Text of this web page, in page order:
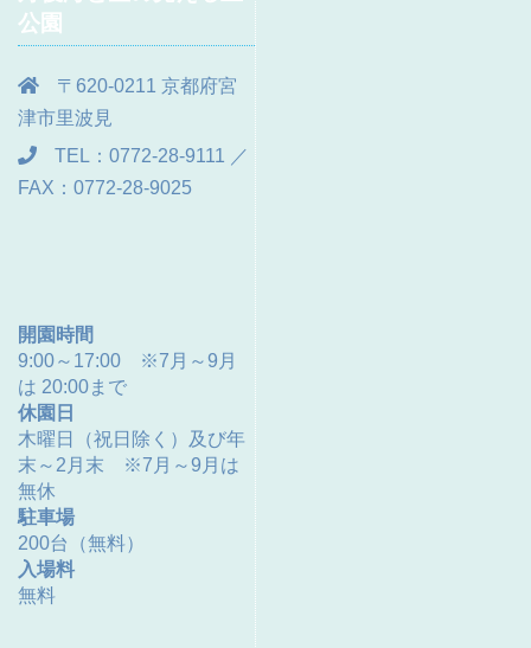
公園
〒620-0211 京都府宮
津市里波見
TEL：0772-28-9111 ／
FAX：0772-28-9025
開園時間
9:00～17:00 ※7月～9月
は 20:00まで
休園日
木曜日（祝日除く）及び年
末～2月末 ※7月～9月は
無休
駐車場
200台（無料）
入場料
無料